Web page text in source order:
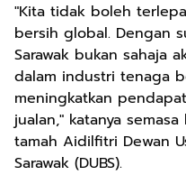
"Kita tidak boleh
bersih global. Dengan
Sarawak bukan sahaja
dalam industri tenaga
meningkatkan
jualan," katanya
tamah Aidilfitri Dewan
Sarawak (DUBS).